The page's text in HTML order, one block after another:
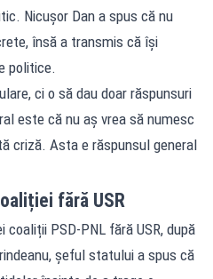
Nicușor Dan a spus că nu
însă a transmis că își
politice.
ci o să dau doar răspunsuri
este că nu aş vrea să numesc
criză. Asta e răspunsul general
fără USR
PSD-PNL fără USR, după
șeful statului a spus că